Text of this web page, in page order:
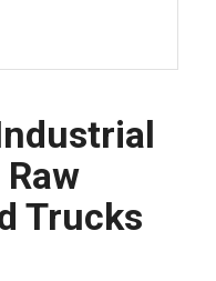
Trucks